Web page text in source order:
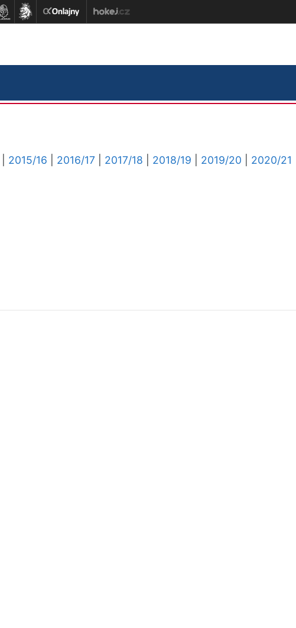
2015/16 2016/17 2017/18 2018/19 2019/20
2020/21